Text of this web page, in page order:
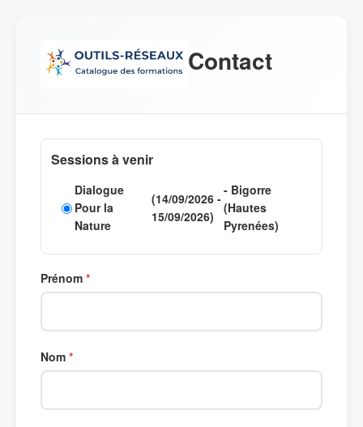
Contact
Sessions à venir
Dialogue
Pour la
Nature
(14/09/2026 -
15/09/2026)
- Bigorre
(Hautes
Pyrenées)
Prénom
Nom